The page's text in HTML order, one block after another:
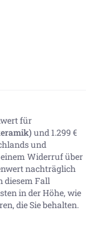
für
und 1.299 €
und
Widerruf über
nachträglich
diesem Fall
in der Höhe, wie
die Sie behalten.